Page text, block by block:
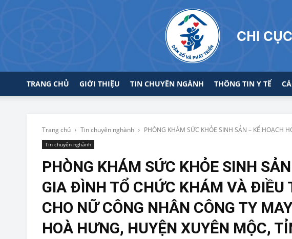
CHI
TRANG CHỦ GIỚI THIỆU TIN CHUYÊN NGÀNH THÔNG TIN Y TẾ
Trang chủ Tin chuyên nghành PHÒNG KHÁM SỨC KHỎE SINH SẢN – KẾ HOẠCH
Tin chuyên nghành
PHÒNG KHÁM SỨC KHỎE SINH
GIA ĐÌNH TỔ CHỨC KHÁM VÀ ĐIỀU
CHO NỮ CÔNG NHÂN CÔNG TY
HOÀ HƯNG, HUYỆN XUYÊN MỘC,